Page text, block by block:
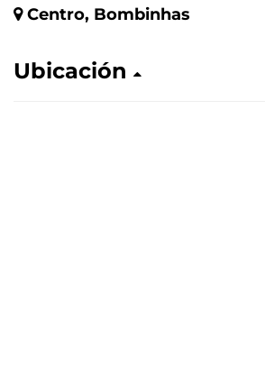
Centro, Bombinhas
Ubicación